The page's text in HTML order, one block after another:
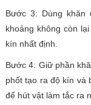
Bước 3: Dùng
khoảng không còn
kín nhất định.
Bước 4: Giữ phần
phốt tạo ra độ kín và
để hút vật làm tắc ra